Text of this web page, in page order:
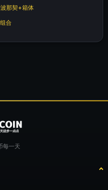
那契+箱体
合
每一天